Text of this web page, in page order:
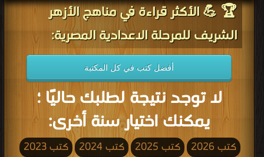
🏆 💪 الأكثر قراءة في مناهج الأزهر
الشريف للمرحلة الاعدادية المصرية:
أفضل كتب في كل المكتبة
لا توجد نتيجة لطلبك حاليًا ؛
يمكنك اختيار سنة أخرى:
كتب 2026 كتب 2025 كتب 2024
كتب 2023